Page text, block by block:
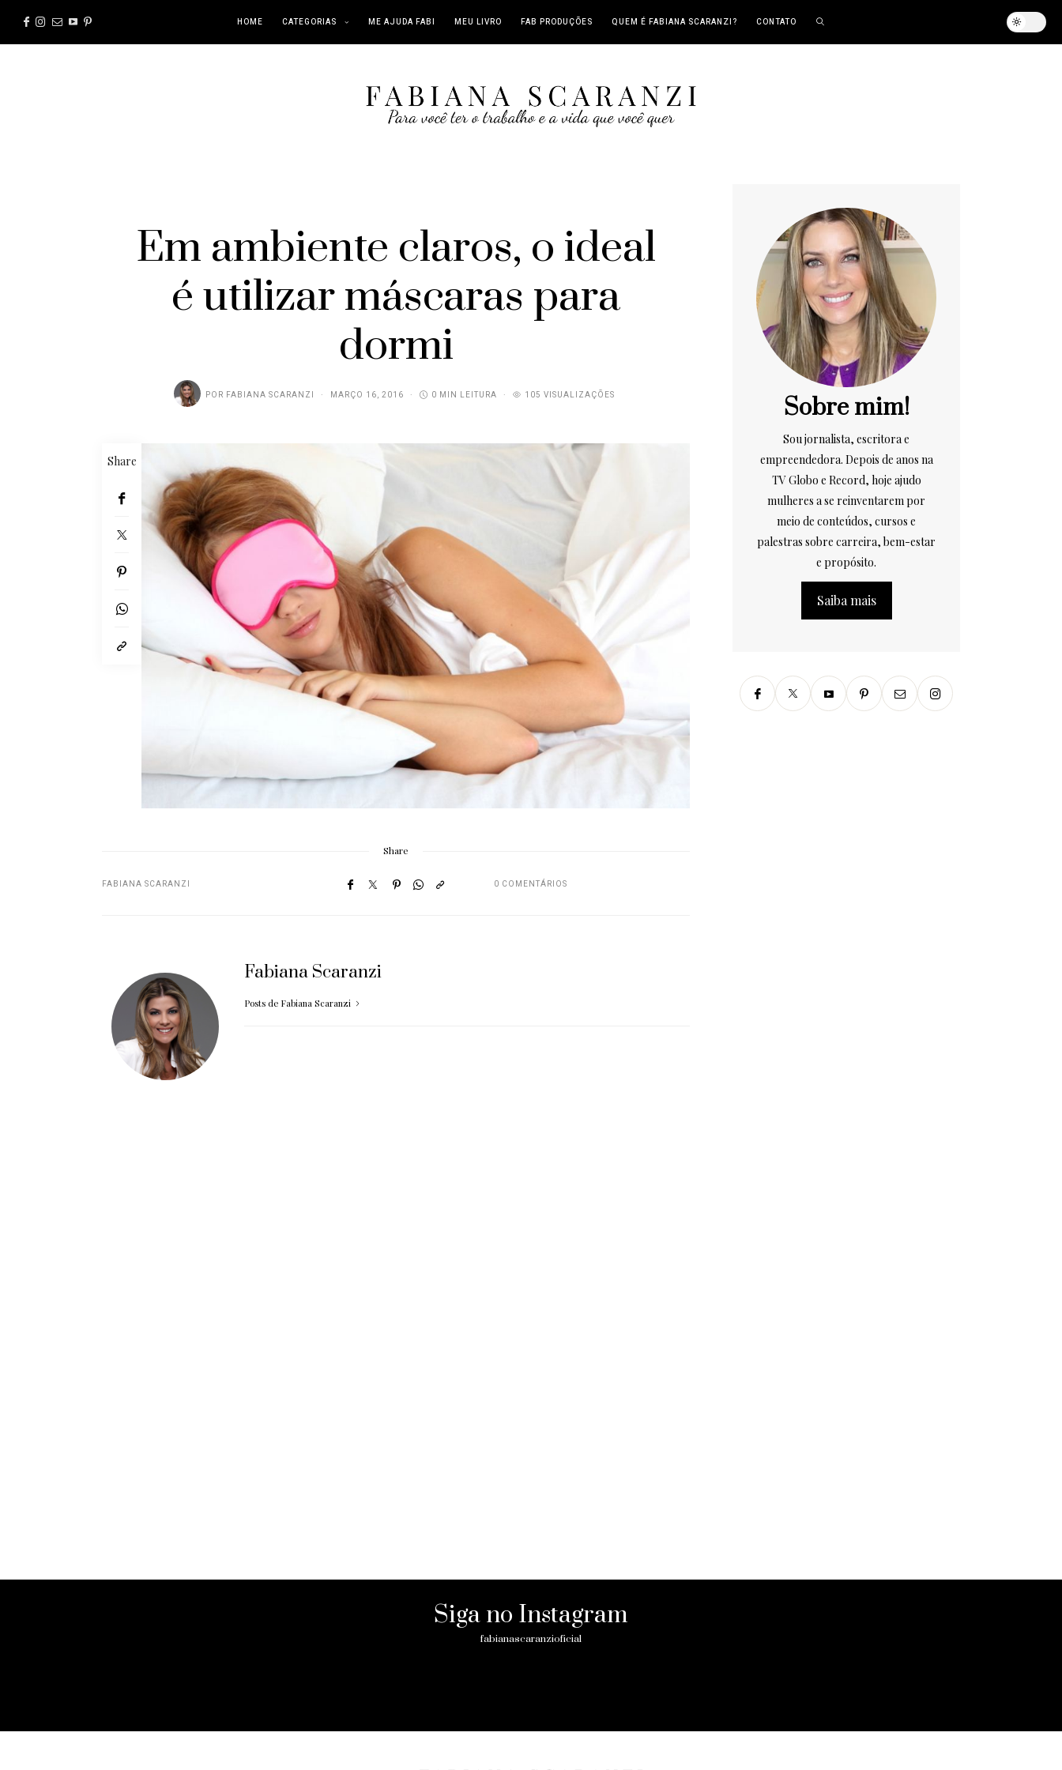
HOME CATEGORIAS ME AJUDA FABI MEU LIVRO FAB PRODUÇÕES QUEM É FABIANA SCARANZI? CONTATO
Em ambiente claros, o ideal
é utilizar máscaras para
dormi
POR FABIANA SCARANZI MARÇO 16, 2016 0 MIN LEITURA 105 VISUALIZAÇÕES
Share
Share
FABIANA SCARANZI 0 COMENTÁRIOS
Fabiana Scaranzi
Posts de Fabiana Scaranzi
Sobre mim!
Sou jornalista, escritora e
empreendedora. Depois de anos na
TV Globo e Record, hoje ajudo
mulheres a se reinventarem por
meio de conteúdos, cursos e
palestras sobre carreira, bem-estar
e propósito.
Saiba mais
Siga no Instagram
fabianascaranzioficial